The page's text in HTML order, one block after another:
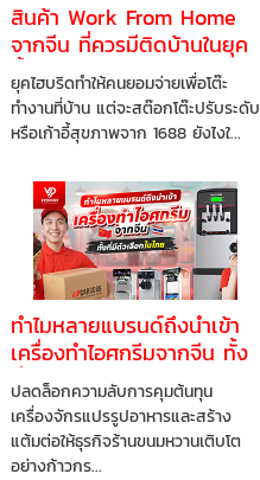
สินค้า Work From Home
จากจีน ที่ควรมีติดบ้านในยุค
นี้ จัดโต๊ะทำงานให้ปังแบบไม่
ต้องจ่ายแพง
ยุคไฮบริดทำให้คนยอมจ่ายเพื่อโต๊ะ
ทำงานที่บ้าน แต่จะสต๊อกโต๊ะปรับระดับ
หรือเก้าอี้สุขภาพจาก 1688 ยังไงใ...
ทำไมหลายแบรนด์ถึงนำเข้า
เครื่องทำไอศกรีมจากจีน ทั้ง
ที่มีตัวเลือกในไทย
ปลดล็อกความลับการคุมต้นทุน
เครื่องจักรแปรรูปอาหารและสร้าง
แต้มต่อให้ธุรกิจร้านขนมหวานเติบโต
อย่างก้าวกร...